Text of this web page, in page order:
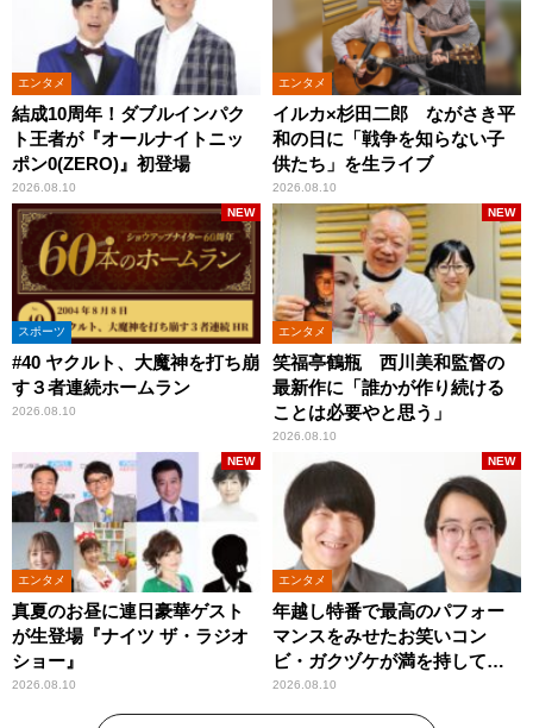
エンタメ
結成10周年！ダブルインパク
ト王者が『オールナイトニッ
ポン0(ZERO)』初登場
2026.08.10
エンタメ
イルカ×杉田二郎 ながさき平
和の日に「戦争を知らない子
供たち」を生ライブ
2026.08.10
スポーツ
#40 ヤクルト、大魔神を打ち崩
す３者連続ホームラン
2026.08.10
NEW
エンタメ
笑福亭鶴瓶 西川美和監督の
最新作に「誰かが作り続ける
ことは必要やと思う」
2026.08.10
NEW
エンタメ
真夏のお昼に連日豪華ゲスト
が生登場『ナイツ ザ・ラジオ
ショー』
2026.08.10
NEW
エンタメ
年越し特番で最高のパフォー
マンスをみせたお笑いコン
ビ・ガクヅケが満を持して
『オールナイトニッポン
0(ZERO)』に登場！
2026.08.10
NEW